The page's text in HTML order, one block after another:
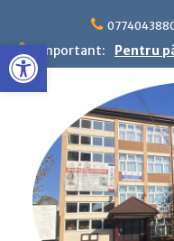
Deschide bara de unelte
contentImportant: Pentru